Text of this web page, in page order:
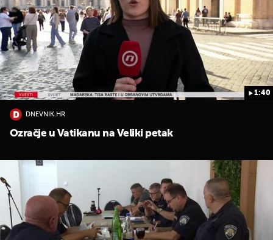
1:40
DNEVNIK.HR
Ozračje u Vatikanu na Veliki petak